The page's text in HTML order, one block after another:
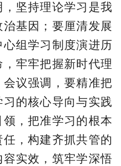
坚持理论学习是我
基因；要厘清发展
组学习制度演进历
牢牢把握新时代理
议强调，要精准把
的核心导向与实践
，把准学习的根本
，构建齐抓共管的
实效，筑牢学深悟